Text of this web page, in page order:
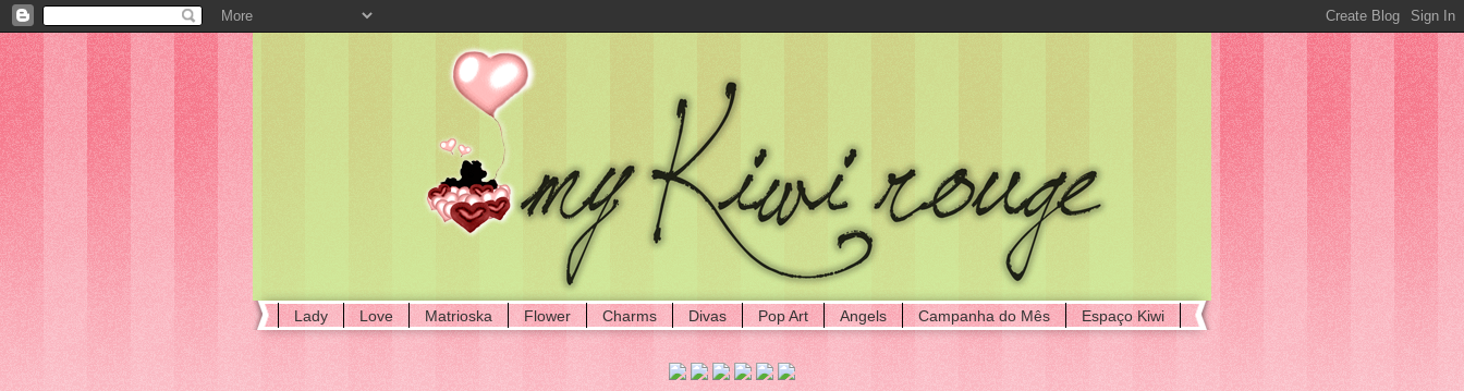
Lady Love Matrioska Flower Charms Divas Pop Art Angels Campanha do Mês Espaço Kiwi